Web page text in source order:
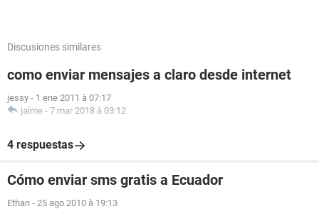
Discusiones similares
como enviar mensajes a claro desde internet
jessy - 1 ene 2011 à 07:17
jaime - 7 mar 2018 à 03:12
4 respuestas
Cómo enviar sms gratis a Ecuador
Ethan - 25 ago 2010 à 19:13